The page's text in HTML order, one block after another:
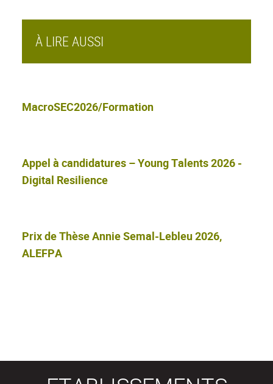
À LIRE AUSSI
MacroSEC2026/Formation
Appel à candidatures – Young Talents 2026 -
Digital Resilience
Prix de Thèse Annie Semal-Lebleu 2026,
ALEFPA